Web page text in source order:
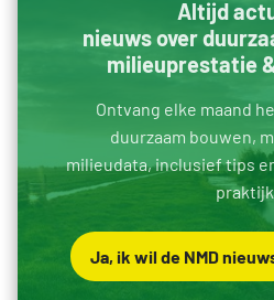
Altijd
nieuws over
milieuprestatie
Ontvang elke maand
duurzaam bouwen,
milieudata, inclusief tips
Ja, ik wil de NMD